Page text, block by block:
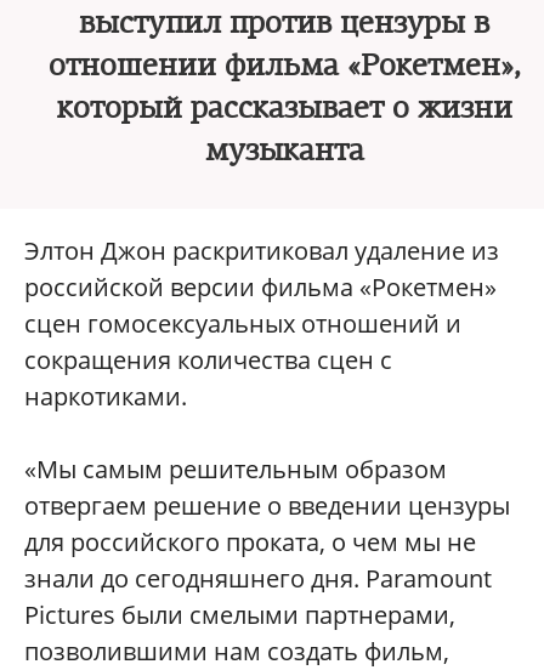
выступил против цензуры в
отношении фильма «Рокетмен»,
который рассказывает о жизни
музыканта
Элтон Джон раскритиковал удаление из
российской версии фильма «Рокетмен»
сцен гомосексуальных отношений и
сокращения количества сцен с
наркотиками.
«Мы самым решительным образом
отвергаем решение о введении цензуры
для российского проката, о чем мы не
знали до сегодняшнего дня. Paramount
Pictures были смелыми партнерами,
позволившими нам создать фильм,